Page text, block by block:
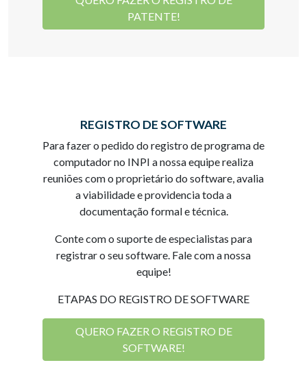
PATENTE!
REGISTRO DE SOFTWARE
Para fazer o pedido do registro de programa de
computador no INPI a nossa equipe realiza
reuniões com o proprietário do software, avalia
a viabilidade e providencia toda a
documentação formal e técnica.
Conte com o suporte de especialistas para
registrar o seu software. Fale com a nossa
equipe!
ETAPAS DO REGISTRO DE SOFTWARE
QUERO FAZER O REGISTRO DE
SOFTWARE!